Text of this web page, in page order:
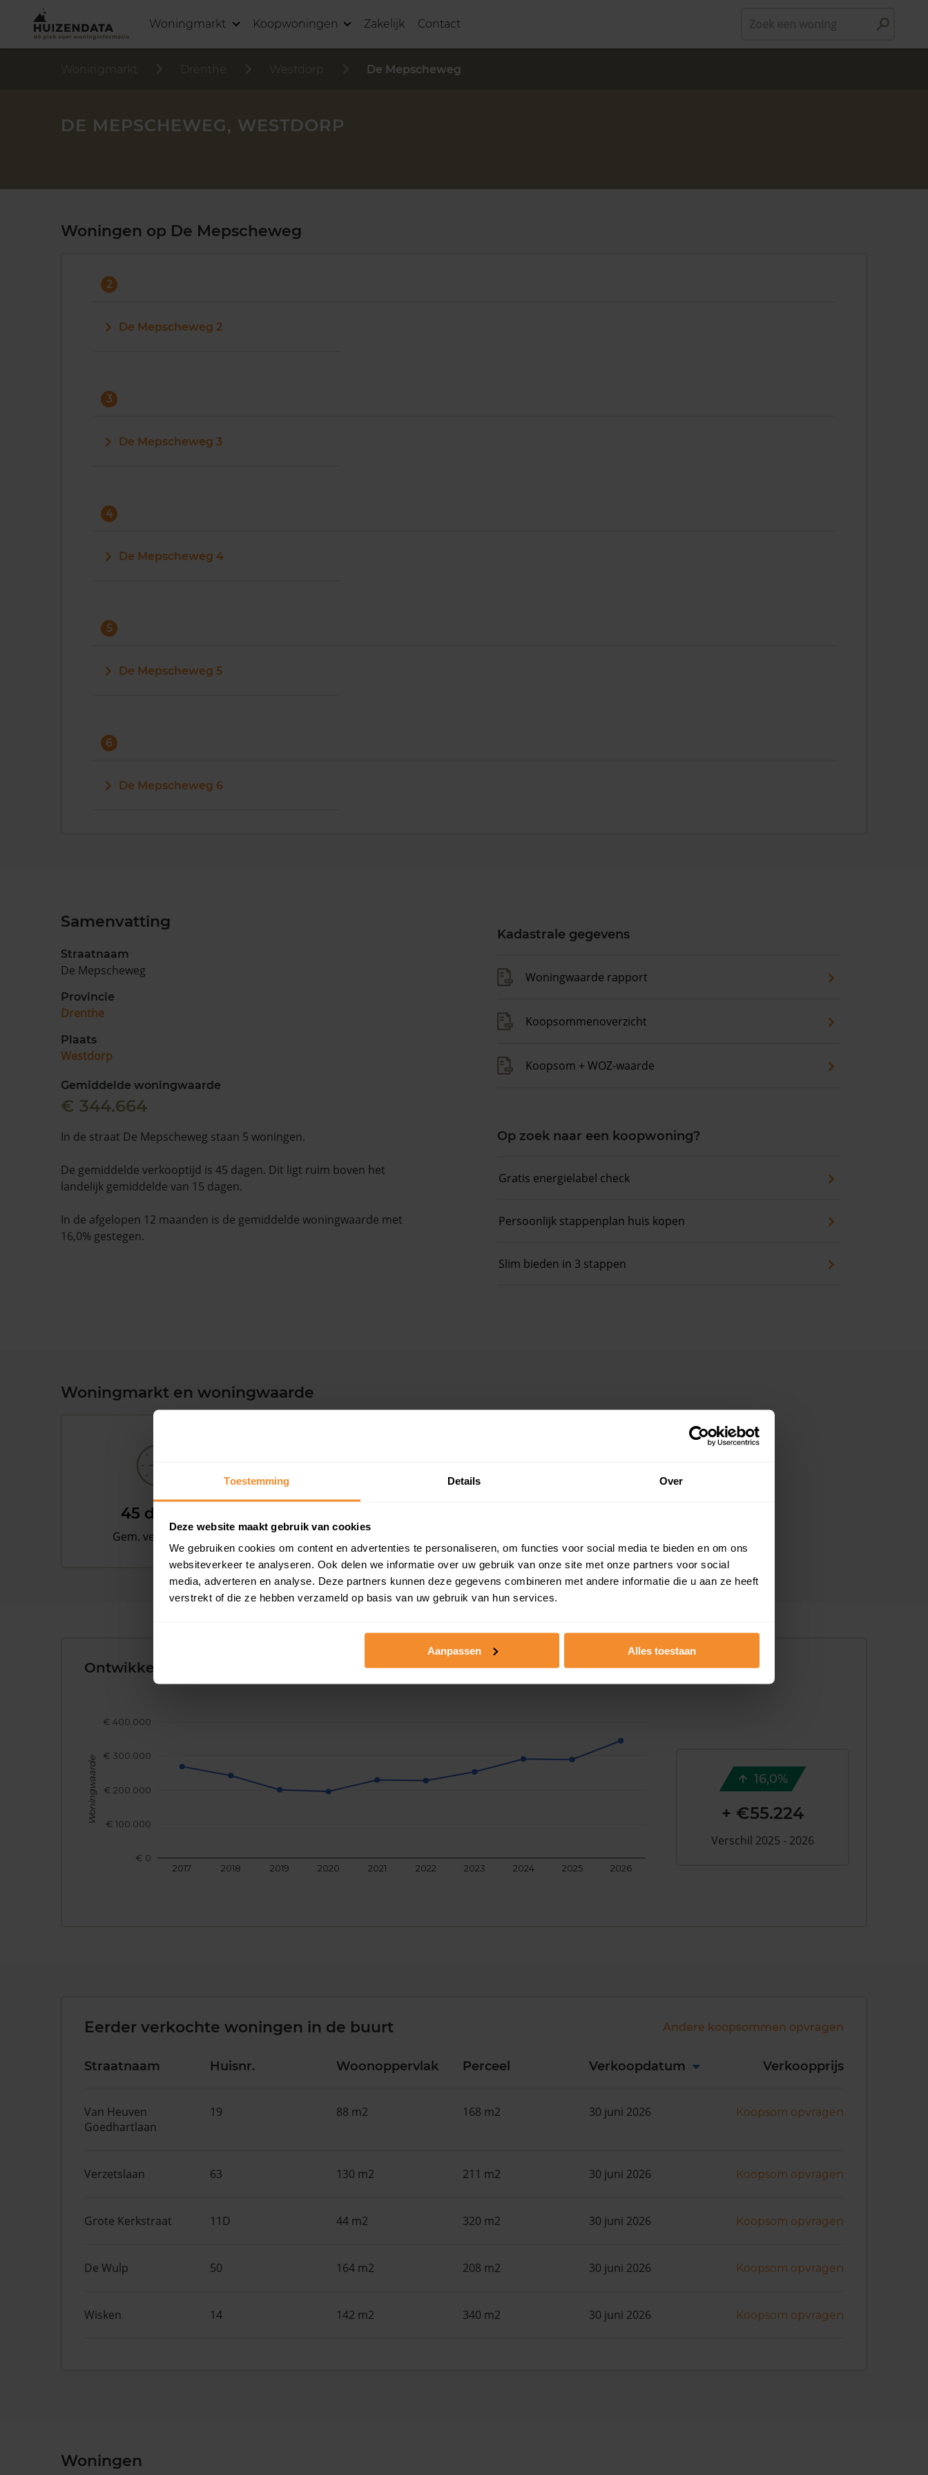
Toestemming Details Over
Deze website maakt gebruik van cookies
We gebruiken cookies om content en advertenties te personaliseren, om functies voor social media te bieden en om ons
websiteverkeer te analyseren. Ook delen we informatie over uw gebruik van onze site met onze partners voor social
media, adverteren en analyse. Deze partners kunnen deze gegevens combineren met andere informatie die u aan ze heeft
verstrekt of die ze hebben verzameld op basis van uw gebruik van hun services.
Aanpassen Alles toestaan
Woningmarkt Koopwoningen Zakelijk Contact
Woningmarkt Drenthe Westdorp De Mepscheweg
DE MEPSCHEWEG, WESTDORP
Woningen op De Mepscheweg
2
De Mepscheweg 2
3
De Mepscheweg 3
4
De Mepscheweg 4
5
De Mepscheweg 5
6
De Mepscheweg 6
Samenvatting
Straatnaam
De Mepscheweg
Provincie
Drenthe
Plaats
Westdorp
Gemiddelde woningwaarde
€ 344.664
In de straat De Mepscheweg staan 5 woningen.
De gemiddelde verkooptijd is 45 dagen. Dit ligt ruim boven het
landelijk gemiddelde van 15 dagen.
In de afgelopen 12 maanden is de gemiddelde woningwaarde met
16,0% gestegen.
Kadastrale gegevens
Woningwaarde rapport
Koopsommenoverzicht
Koopsom + WOZ-waarde
Op zoek naar een koopwoning?
Gratis energielabel check
Persoonlijk stappenplan huis kopen
Slim bieden in 3 stappen
Woningmarkt en woningwaarde
45 dagen
Gem. verkooptijd
Ontwikkeling van de Woningwaarde
2017 2018 2019 2020 2021 2022 2023 2024 2025 2026
€ 0
€ 100.000
€ 200.000
€ 300.000
€ 400.000
Woningwaarde 16,0%
+ €55.224
Verschil 2025 - 2026
Eerder verkochte woningen in de buurt Andere koopsommen opvragen
Straatnaam Huisnr. Woonoppervlak Perceel Verkoopdatum Verkoopprijs
Van Heuven
Goedhartlaan
19 88 m2 168 m2 30 juni 2026 Koopsom opvragen
Verzetslaan 63 130 m2 211 m2 30 juni 2026 Koopsom opvragen
Grote Kerkstraat 11D 44 m2 320 m2 30 juni 2026 Koopsom opvragen
De Wulp 50 164 m2 208 m2 30 juni 2026 Koopsom opvragen
Wisken 14 142 m2 340 m2 30 juni 2026 Koopsom opvragen
Woningen